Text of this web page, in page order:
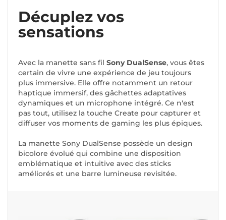
Décuplez vos
sensations
Avec la manette sans fil Sony DualSense, vous êtes
certain de vivre une expérience de jeu toujours
plus immersive. Elle offre notamment un retour
haptique immersif, des gâchettes adaptatives
dynamiques et un microphone intégré. Ce n'est
pas tout, utilisez la touche Create pour capturer et
diffuser vos moments de gaming les plus épiques.
La manette Sony DualSense possède un design
bicolore évolué qui combine une disposition
emblématique et intuitive avec des sticks
améliorés et une barre lumineuse revisitée.